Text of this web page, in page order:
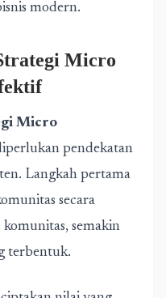
modern.
Micro
Micro
pendekatan
Langkah pertama
secara
komunitas, semakin
terbentuk.